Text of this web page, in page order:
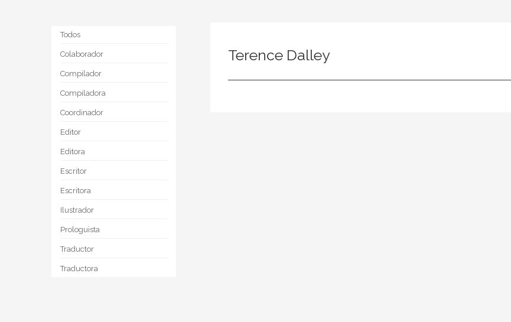
Todos
Colaborador
Compilador
Compiladora
Coordinador
Editor
Editora
Escritor
Escritora
Ilustrador
Prologuista
Traductor
Traductora
Terence Dalley